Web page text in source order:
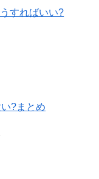
すればいい?
?まとめ